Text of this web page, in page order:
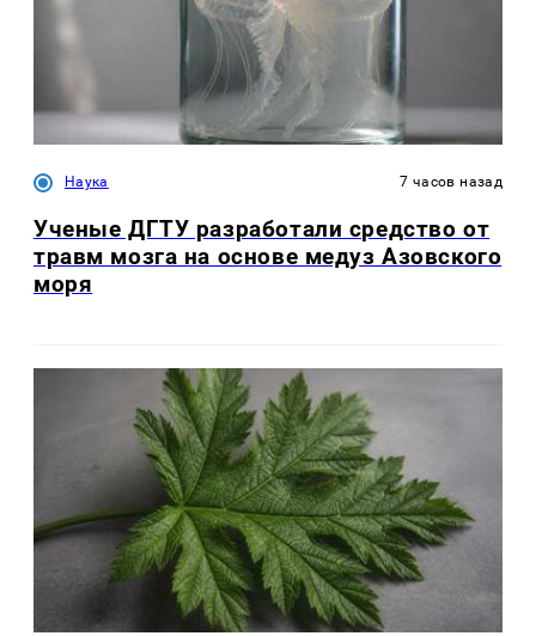
Наука 7 часов назад
Ученые ДГТУ разработали средство от
травм мозга на основе медуз Азовского
моря